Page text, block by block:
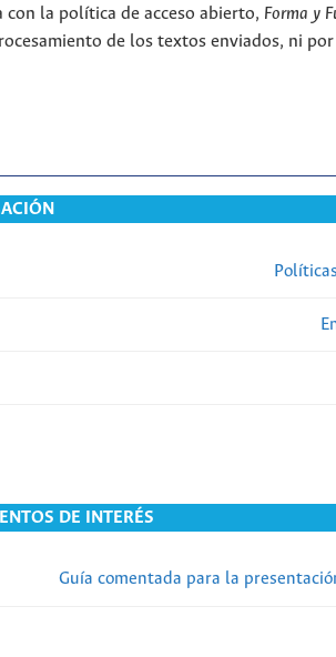
con la política de acceso abierto, Forma y
de los textos enviados, ni
DE INTERÉS
Guía comentada para la